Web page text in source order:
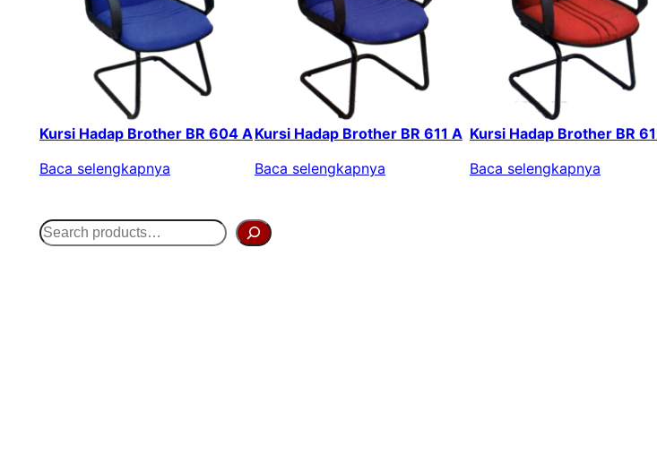
Kursi Hadap Brother BR 604 A
Baca selengkapnya
Kursi Hadap Brother BR 611 A
Baca selengkapnya
Kursi Hadap Brother BR
Baca selengkapnya
S